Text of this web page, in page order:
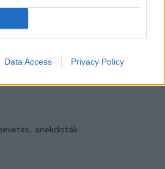
Data Access Privacy Policy
Allen megosztó zsenialitása
anekdoták